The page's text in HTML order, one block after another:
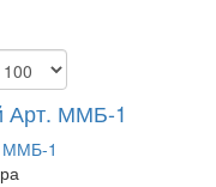
Арт. ММБ-1